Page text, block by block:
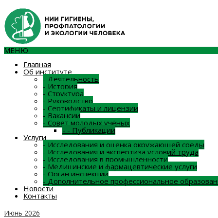
МЕНЮ
Главная
Об институте
- Деятельность
- История
- Структура
- Руководство
- Сертификаты и лицензии
- Вакансии
- Совет молодых учёных
- - Публикации
Услуги
- Исследования и оценка окружающей среды
- Исследования и экспертиза условий труда
- Исследования в промышленности
- Медицинские и фармацевтические услуги
- Орган инспекции
- Дополнительное профессиональное
Новости
Контакты
Июнь 2026